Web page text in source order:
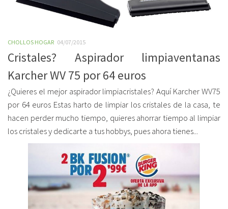
CHOLLOS HOGAR 04/07/2015
Cristales? Aspirador limpiaventanas
Karcher WV 75 por 64 euros
¿Quieres el mejor aspirador limpiacristales? Aquí Karcher WV75
por 64 euros Estas harto de limpiar los cristales de la casa, te
hacen perder mucho tiempo, quieres ahorrar tiempo al limpiar
los cristales y dedicarte a tus hobbys, pues ahora tienes...